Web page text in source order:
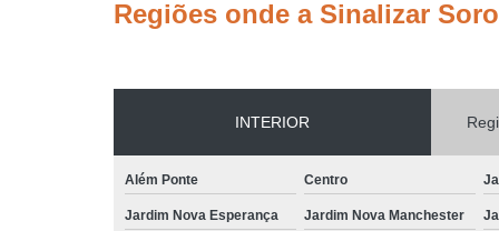
Regiões onde a Sinalizar
INTERIOR
Além Ponte Centro
Jardim Nova Esperança Jardim Nova Manchester